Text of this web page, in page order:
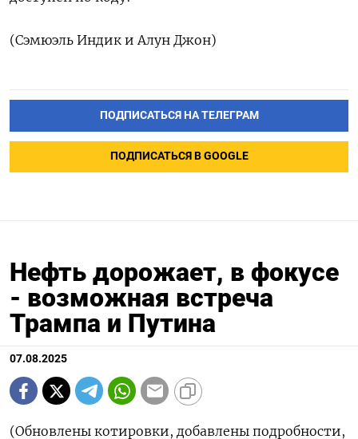
(Сэмюэль Индик и Алун Джон)
ПОДПИСАТЬСЯ НА ТЕЛЕГРАМ
ПОДПИСАТЬСЯ В GOOGLE
Нефть дорожает, в фокусе
- возможная встреча
Трампа и Путина
07.08.2025
(Обновлены котировки, добавлены подробности,